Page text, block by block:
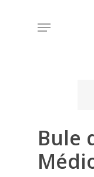
Menu
Início
Bule